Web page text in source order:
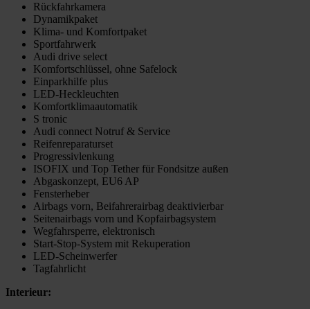
Rückfahrkamera
Dynamikpaket
Klima- und Komfortpaket
Sportfahrwerk
Audi drive select
Komfortschlüssel, ohne Safelock
Einparkhilfe plus
LED-Heckleuchten
Komfortklimaautomatik
S tronic
Audi connect Notruf & Service
Reifenreparaturset
Progressivlenkung
ISOFIX und Top Tether für Fondsitze außen
Abgaskonzept, EU6 AP
Fensterheber
Airbags vorn, Beifahrerairbag deaktivierbar
Seitenairbags vorn und Kopfairbagsystem
Wegfahrsperre, elektronisch
Start-Stop-System mit Rekuperation
LED-Scheinwerfer
Tagfahrlicht
Interieur: